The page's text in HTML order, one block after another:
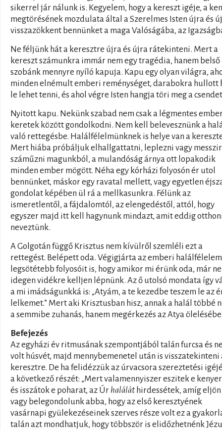
sikerrel jár nálunk is. Kegyelem, hogy a kereszt igéje, a
megtörésének mozdulata által a Szerelmes Isten újra és
visszazökkent bennünket a maga Valóságába, az
Ne féljünk hát a keresztre újra és újra rátekinteni. Mert a
kereszt számunkra immár nem egy tragédia, hanem belső
szobánk mennyre nyíló kapuja. Kapu egy olyan világra,
minden elnémult emberi reménységet, darabokra hullott
le lehet tenni, és ahol végre Isten hangja töri meg a
Nyitott kapu. Nekünk szabad nem csak a légmentes
keretek között gondolkodni. Nem kell belevesznünk a
való rettegésbe. Halálfélelmünknek is helye van a
Mert hiába próbáljuk elhallgattatni, leplezni vagy
száműzni magunkból, a mulandóság árnya ott lopakodik
minden ember mögött. Néha egy kórházi folyosón ér utol
bennünket, máskor egy ravatal mellett, vagy egyetlen
gondolat képében ül rá a mellkasunkra. Félünk az
ismeretlentől, a fájdalomtól, az elengedéstől, attól, hogy
egyszer majd itt kell hagynunk mindazt, amit eddig
neveztünk.
A Golgotán függő Krisztus nem kívülről szemléli ezt a
rettegést. Belépett oda. Végigjárta az emberi halálfélelem
legsötétebb folyosóit is, hogy amikor mi érünk oda, már
idegen vidékre kelljen lépnünk. Az ő utolsó mondata így
a mi imádságunkká is: „Atyám, a te kezedbe teszem le az
lelkemet.” Mert aki Krisztusban hisz, annak a halál többé
a semmibe zuhanás, hanem megérkezés az Atya
Befejezés
Az egyházi év ritmusának szempontjából talán furcsa és
volt húsvét, majd mennybemenetel után is visszatekinteni
keresztre. De ha felidézzük az úrvacsora szereztetési
a következő részét: „Mert valamennyiszer eszitek e
és isszátok e poharat, az Úr halálát hirdessétek, amíg
vagy belegondolunk abba, hogy az első keresztyének
vasárnapi gyülekezéseinek szerves része volt ez a
talán azt mondhatjuk, hogy többször is elidőzhetnénk